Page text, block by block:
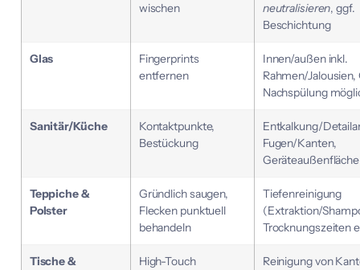
wischen
neutralisieren, ggf.
Beschichtung
Glas
Fingerprints
entfernen
Innen/außen inkl.
Rahmen/
Nachspülung
Sanitär/Küche
Kontaktpunkte,
Bestückung
Entkalkung/
Fugen/Kanten,
Teppiche &
Polster
Gründlich saugen,
Flecken punktuell
behandeln
Tiefenreinigung
(Extraktion/
Trocknungszeiten
Tische &
High-Touch
Reinigung von